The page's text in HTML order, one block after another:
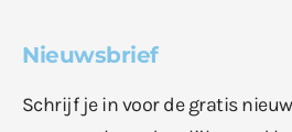
Nieuwsbrief
Schrijf je in voor de gratis